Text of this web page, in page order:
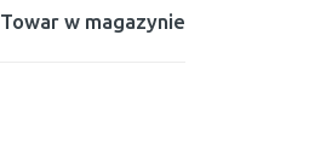
Towar w magazynie